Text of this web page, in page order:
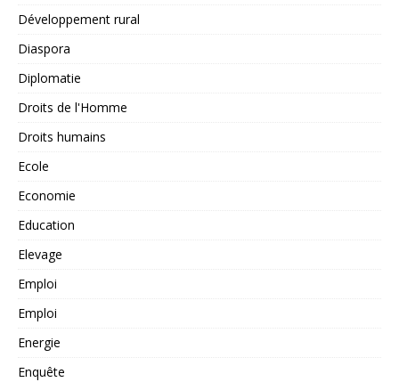
Développement rural
Diaspora
Diplomatie
Droits de l'Homme
Droits humains
Ecole
Economie
Education
Elevage
Emploi
Emploi
Energie
Enquête